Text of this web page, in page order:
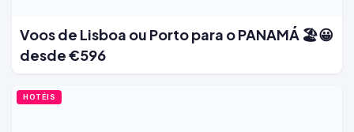
Voos de Lisboa ou Porto para o PANAMÁ 🏖️😀
desde €596
HOTÉIS